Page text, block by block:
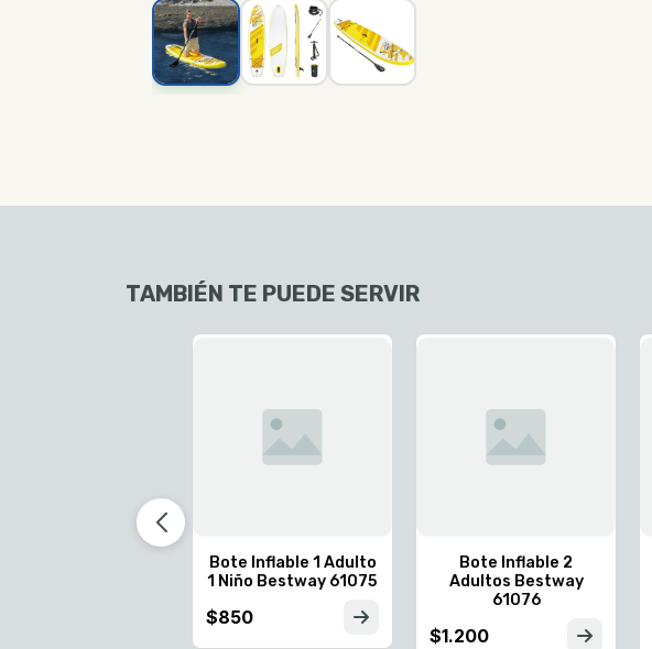
TAMBIÉN TE PUEDE SERVIR
Bote Inflable 1 Adulto
1 Niño Bestway 61075
$850
Bote Inflable 2
Adultos Bestway
61076
$1.200